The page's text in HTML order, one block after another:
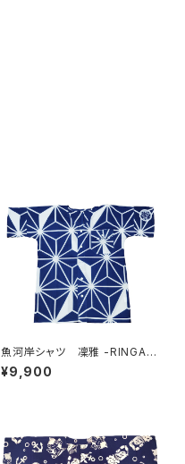
魚河岸シャツ 凜雅 -RINGA-
プレミアムシリーズ① 麻かざぐ
るま Lサイズ 認定証付き
¥9,900